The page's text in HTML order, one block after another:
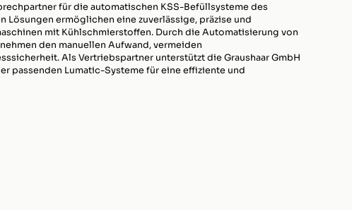
für die automatischen KSS-Befüllsysteme des
Lösungen ermöglichen eine zuverlässige, präzise und
mit Kühlschmierstoffen. Durch die Automatisierung von
den manuellen Aufwand, vermeiden
Als Vertriebspartner unterstützt die Graushaar GmbH
passenden Lumatic-Systeme für eine effiziente und